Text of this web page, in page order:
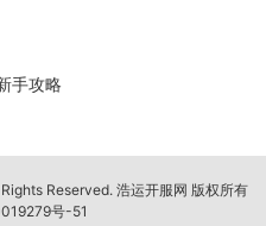
手攻略
Reserved. 浩运开服网 版权所有
号-51